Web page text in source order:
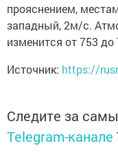
прояснением,
западный, 2м/с.
изменится от 753
Источник: https://
Следите за
Telegram-канале